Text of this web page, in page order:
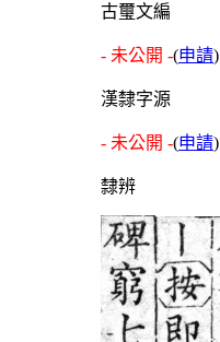
古璽文編
- 未公開 -(申請)
漢隸字源
- 未公開 -(申請)
隸辨